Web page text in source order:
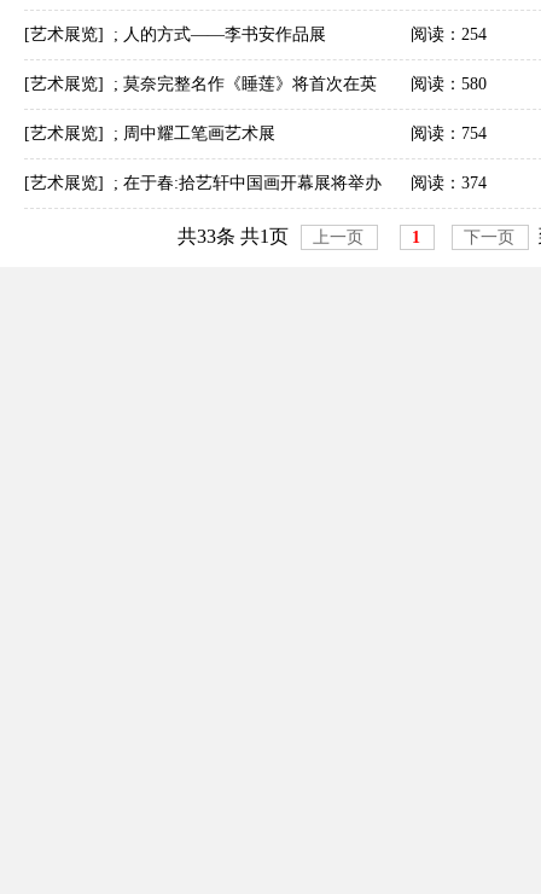
[艺术展览] ; 人的方式——李书安作品展 阅读：254
[艺术展览] ; 莫奈完整名作《睡莲》将首次在英
展出
阅读：580
[艺术展览] ; 周中耀工笔画艺术展 阅读：754
[艺术展览] ; 在于春:拾艺轩中国画开幕展将举办 阅读：374
共33条 共1页 上一页 1 下一页